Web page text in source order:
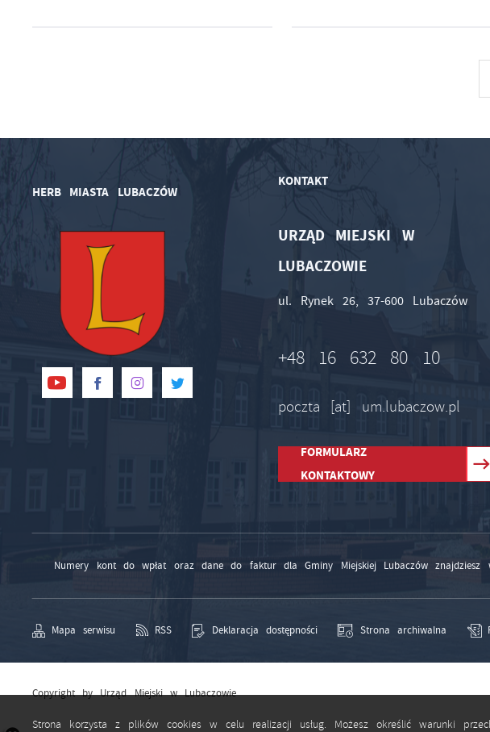
HERB MIASTA LUBACZÓW
KONTAKT
URZĄD MIEJSKI W
LUBACZOWIE
ul. Rynek 26, 37-600 Lubaczów
+48 16 632 80 10
poczta [at] um.lubaczow.pl
FORMULARZ
KONTAKTOWY
Numery kont do wpłat oraz dane do faktur dla Gminy Miejskiej Lubaczów znajdziesz
Mapa serwisu RSS Deklaracja dostępności Strona archiwalna
Copyright by Urząd Miejski w Lubaczowie
Strona korzysta z plików cookies w celu realizacji usług. Możesz określić warunki